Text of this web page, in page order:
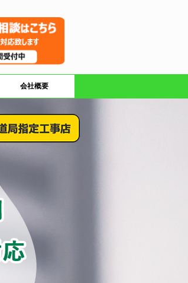
会社概要